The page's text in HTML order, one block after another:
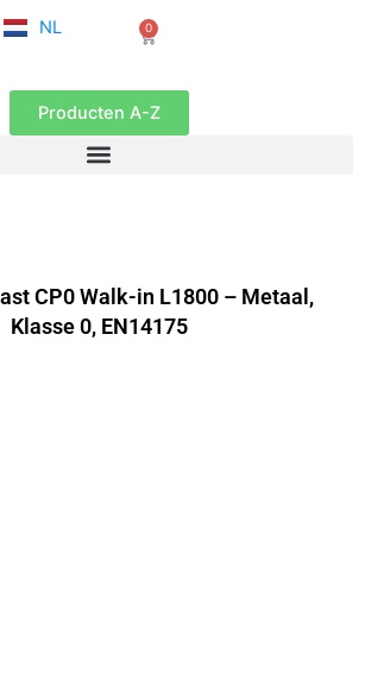
NL
EN
0
Winkelwagen
Producten A-Z
CP0 Walk-in L1800 – Metaal,
Klasse 0, EN14175